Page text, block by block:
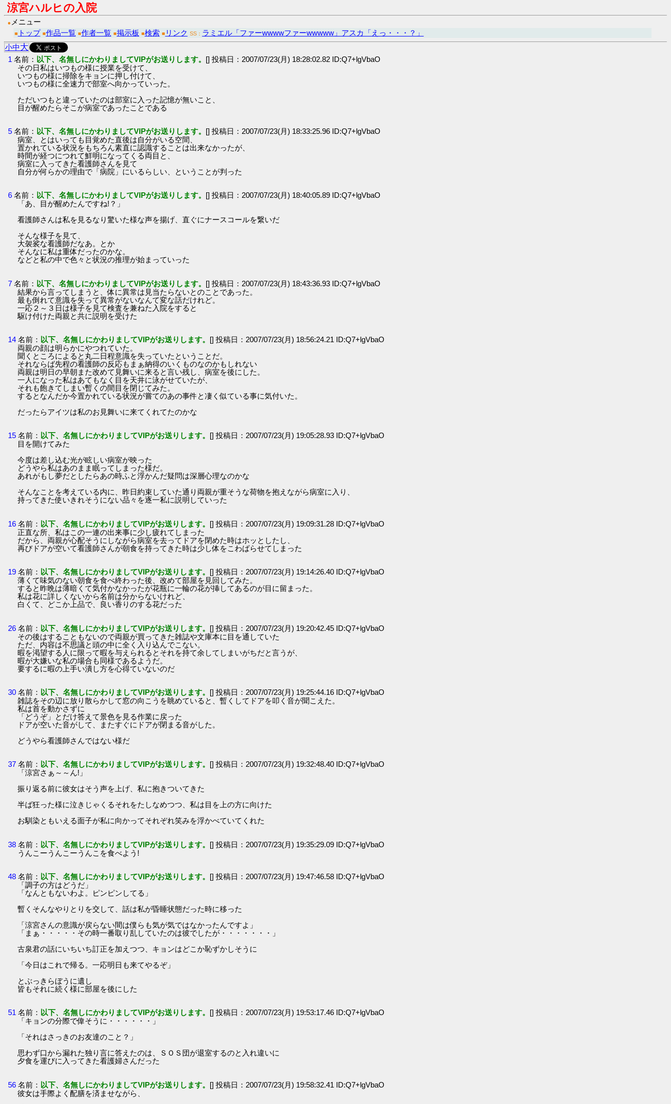
涼宮ハルヒの入院
● メニュー
■ トップ ■作品一覧 ■作者一覧 ■掲示板 ■検索 ■ リンク SS： ラミエル「ファーwwwwファーwwwww」アスカ「えっ・・・？」
小中大
1 名前： 以下、名無しにかわりましてVIPがお送りします。 [] 投稿日：2007/07/23(月) 18:28:02.82 ID:Q7+lgVbaO
その日私はいつもの様に授業を受けて、
いつもの様に掃除をキョンに押し付けて、
いつもの様に全速力で部室へ向かっていった。
ただいつもと違っていたのは部室に入った記憶が無いこと、
目が醒めたらそこが病室であったことである
5 名前： 以下、名無しにかわりましてVIPがお送りします。 [] 投稿日：2007/07/23(月) 18:33:25.96 ID:Q7+lgVbaO
病室、とはいっても目覚めた直後は自分がいる空間、
置かれている状況をもちろん素直に認識することは出来なかったが、
時間が経つにつれて鮮明になってくる両目と、
病室に入ってきた看護師さんを見て
自分が何らかの理由で「病院」にいるらしい、ということが判った
6 名前： 以下、名無しにかわりましてVIPがお送りします。 [] 投稿日：2007/07/23(月) 18:40:05.89 ID:Q7+lgVbaO
「あ、目が醒めたんですね!？」
看護師さんは私を見るなり驚いた様な声を揚げ、直ぐにナースコールを繋いだ
そんな様子を見て、
大袈裟な看護師だなあ。とか
そんなに私は重体だったのかな。
などと私の中で色々と状況の推理が始まっていった
7 名前： 以下、名無しにかわりましてVIPがお送りします。 [] 投稿日：2007/07/23(月) 18:43:36.93 ID:Q7+lgVbaO
結果から言ってしまうと、体に異常は見当たらないとのことであった。
最も倒れて意識を失って異常がないなんて変な話だけれど。
一応２～３日は様子を見て検査を兼ねた入院をすると
駆け付けた両親と共に説明を受けた
14 名前： 以下、名無しにかわりましてVIPがお送りします。 [] 投稿日：2007/07/23(月) 18:56:24.21 ID:Q7+lgVbaO
両親の顔は明らかにやつれていた。
聞くところによると丸二日程意識を失っていたということだ。
それならば先程の看護師の反応もまぁ納得のいくものなのかもしれない
両親は明日の早朝また改めて見舞いに来ると言い残し、病室を後にした。
一人になった私はあてもなく目を天井に泳がせていたが、
それも飽きてしまい暫くの間目を閉じてみた。
するとなんだか今置かれている状況が嘗てのあの事件と凄く似ている事に気付いた。
だったらアイツは私のお見舞いに来てくれてたのかな
15 名前： 以下、名無しにかわりましてVIPがお送りします。 [] 投稿日：2007/07/23(月) 19:05:28.93 ID:Q7+lgVbaO
目を開けてみた
今度は差し込む光が眩しい病室が映った
どうやら私はあのまま眠ってしまった様だ。
あれがもし夢だとしたらあの時ふと浮かんだ疑問は深層心理なのかな
そんなことを考えている内に、昨日約束していた通り両親が重そうな荷物を抱えながら病室に入り、
持ってきた使いきれそうにない品々を逐一私に説明していった
16 名前： 以下、名無しにかわりましてVIPがお送りします。 [] 投稿日：2007/07/23(月) 19:09:31.28 ID:Q7+lgVbaO
正直な所、私はこの一連の出来事に少し疲れてしまった
だから、両親が心配そうにしながら病室を去ってドアを閉めた時はホッとしたし、
再びドアが空いて看護師さんが朝食を持ってきた時は少し体をこわばらせてしまった
19 名前： 以下、名無しにかわりましてVIPがお送りします。 [] 投稿日：2007/07/23(月) 19:14:26.40 ID:Q7+lgVbaO
薄くて味気のない朝食を食べ終わった後、改めて部屋を見回してみた。
すると昨晩は薄暗くて気付かなかったが花瓶に一輪の花が挿してあるのが目に留まった。
私は花に詳しくないから名前は分からないけれど、
白くて、どこか上品で、良い香りのする花だった
26 名前： 以下、名無しにかわりましてVIPがお送りします。 [] 投稿日：2007/07/23(月) 19:20:42.45 ID:Q7+lgVbaO
その後はすることもないので両親が買ってきた雑誌や文庫本に目を通していた
ただ、内容は不思議と頭の中に全く入り込んでこない。
暇を渇望する人に限って暇を与えられるとそれを持て余してしまいがちだと言うが、
暇が大嫌いな私の場合も同様であるようだ。
要するに暇の上手い潰し方を心得ていないのだ
30 名前： 以下、名無しにかわりましてVIPがお送りします。 [] 投稿日：2007/07/23(月) 19:25:44.16 ID:Q7+lgVbaO
雑誌をその辺に放り散らかして窓の向こうを眺めていると、暫くしてドアを叩く音が聞こえた。
私は首を動かさずに
「どうぞ」とだけ答えて景色を見る作業に戻った
ドアが空いた音がして、またすぐにドアが閉まる音がした。
どうやら看護師さんではない様だ
37 名前： 以下、名無しにかわりましてVIPがお送りします。 [] 投稿日：2007/07/23(月) 19:32:48.40 ID:Q7+lgVbaO
「涼宮さぁ～～ん!」
振り返る前に彼女はそう声を上げ、私に抱きついてきた
半ば狂った様に泣きじゃくるそれをたしなめつつ、私は目を上の方に向けた
お馴染ともいえる面子が私に向かってそれぞれ笑みを浮かべていてくれた
38 名前： 以下、名無しにかわりましてVIPがお送りします。 [] 投稿日：2007/07/23(月) 19:35:29.09 ID:Q7+lgVbaO
うんこーうんこーうんこを食べよう!
48 名前： 以下、名無しにかわりましてVIPがお送りします。 [] 投稿日：2007/07/23(月) 19:47:46.58 ID:Q7+lgVbaO
「調子の方はどうだ」
「なんともないわよ。ピンピンしてる」
暫くそんなやりとりを交して、話は私が昏睡状態だった時に移った
「涼宮さんの意識が戻らない間は僕らも気が気ではなかったんですよ」
「まぁ・・・・・その時一番取り乱していたのは彼でしたが・・・・・・・」
古泉君の話にいちいち訂正を加えつつ、キョンはどこか恥ずかしそうに
「今日はこれで帰る。一応明日も来てやるぞ」
とぶっきらぼうに遺し
皆もそれに続く様に部屋を後にした
51 名前： 以下、名無しにかわりましてVIPがお送りします。 [] 投稿日：2007/07/23(月) 19:53:17.46 ID:Q7+lgVbaO
「キョンの分際で偉そうに・・・・・・」
「それはさっきのお友達のこと？」
思わず口から漏れた独り言に答えたのは、ＳＯＳ団が退室するのと入れ違いに
夕食を運びに入ってきた看護婦さんだった
56 名前： 以下、名無しにかわりましてVIPがお送りします。 [] 投稿日：2007/07/23(月) 19:58:32.41 ID:Q7+lgVbaO
彼女は手際よく配膳を済ませながら、